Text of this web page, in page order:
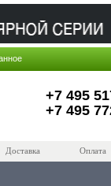
+7 495
+7 495
Доставка Оплата